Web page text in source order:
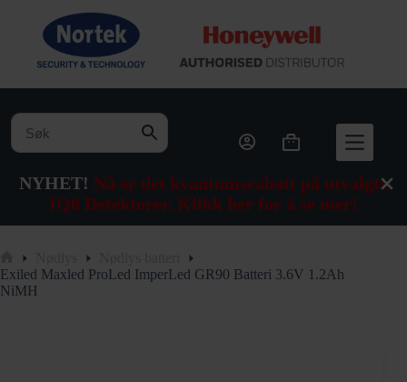
NYHET! Nå er det kvantumsrabatt på utvalgte
IQ8 Detektorer. Klikk her for å se mer!
innholdet
Handlekurv
Hjem
Exiled Maxled ProLed ImperLed GR90 Batteri 3.6V 1.2Ah
NiMH